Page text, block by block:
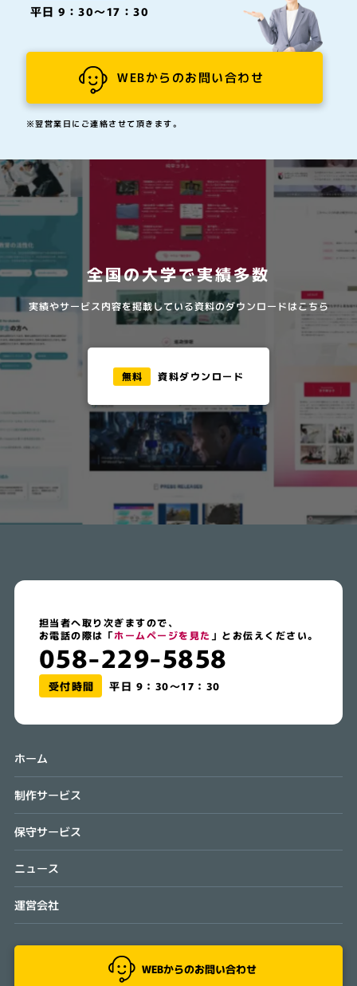
平日 9：30～17：30
WEBからのお問い合わせ
※翌営業日にご連絡させて頂きます。
全国の大学で実績多数
実績やサービス内容を掲載している資料のダウンロードはこちら
無料 資料ダウンロード
担当者へ取り次ぎますので、
お電話の際は「ホームページを見た 」とお伝えください。
058-229-5858
受付時間 平日 9：30～17：30
ホーム
制作サービス
保守サービス
ニュース
運営会社
WEBからのお問い合わせ